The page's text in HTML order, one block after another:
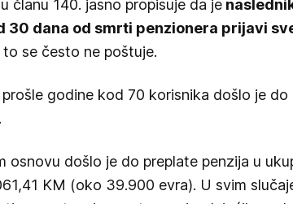
članu 140. jasno propisuje da je
30 dana od smrti penzionera prijavi
to se često ne poštuje.
godine kod 70 korisnika došlo je do
osnovu došlo je do preplate penzija u
KM (oko 39.900 evra). U svim